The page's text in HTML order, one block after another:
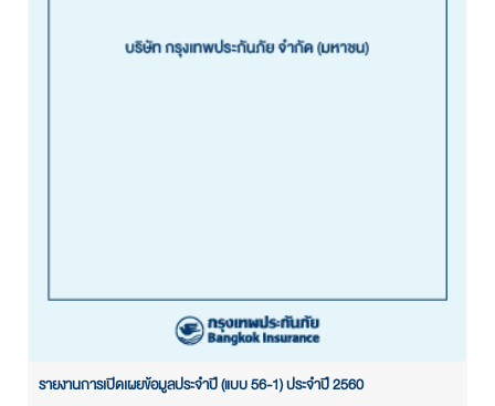
รายงานการเปิดเผยข้อมูลประจำปี (แบบ 56-1) ประจำปี 2560